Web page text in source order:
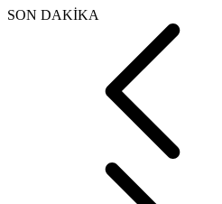
SON DAKİKA